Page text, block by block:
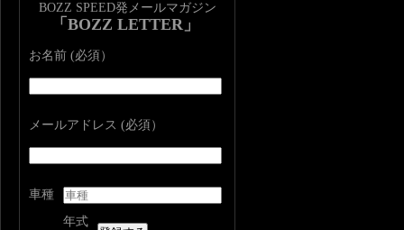
BOZZ SPEED発メールマガジン
「BOZZ LETTER」
お名前 (必須）
メールアドレス (必須）
車種
年式